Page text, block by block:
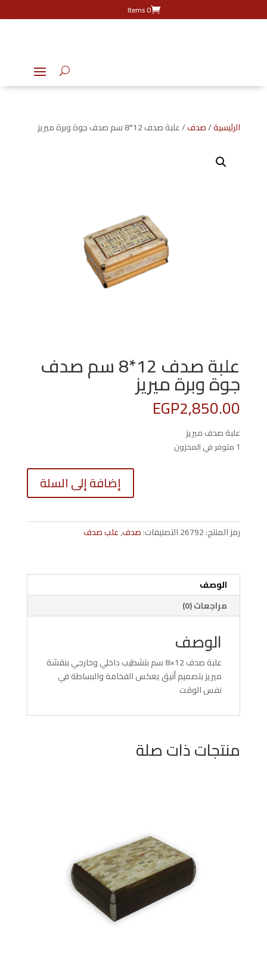
0 Items
الرئيسية/صدف/ علبة صدف 12*8 سم صدف جوة وبرة ميريز
علبة صدف 12*8 سم صدف
جوة وبرة ميريز
EGP2,850.00
علبة صدف ميريز
1 متوفر في المخزون
كمية
صدف
وبرة
إضافة إلى السلة
رمز المنتج:26792التصنيفات:صدف,علب صدف
الوصف
مراجعات (0)
الوصف
علبة صدف 12×8 سم بتشطيب داخلي وخارجي بنقشة
ميريز بتصميم أنيق يعكس الفخامة والبساطة في
نفس الوقت
منتجات ذات صلة